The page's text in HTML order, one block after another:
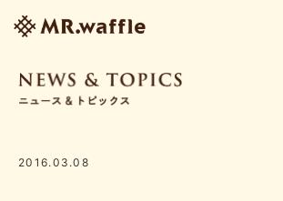
2016.03.08